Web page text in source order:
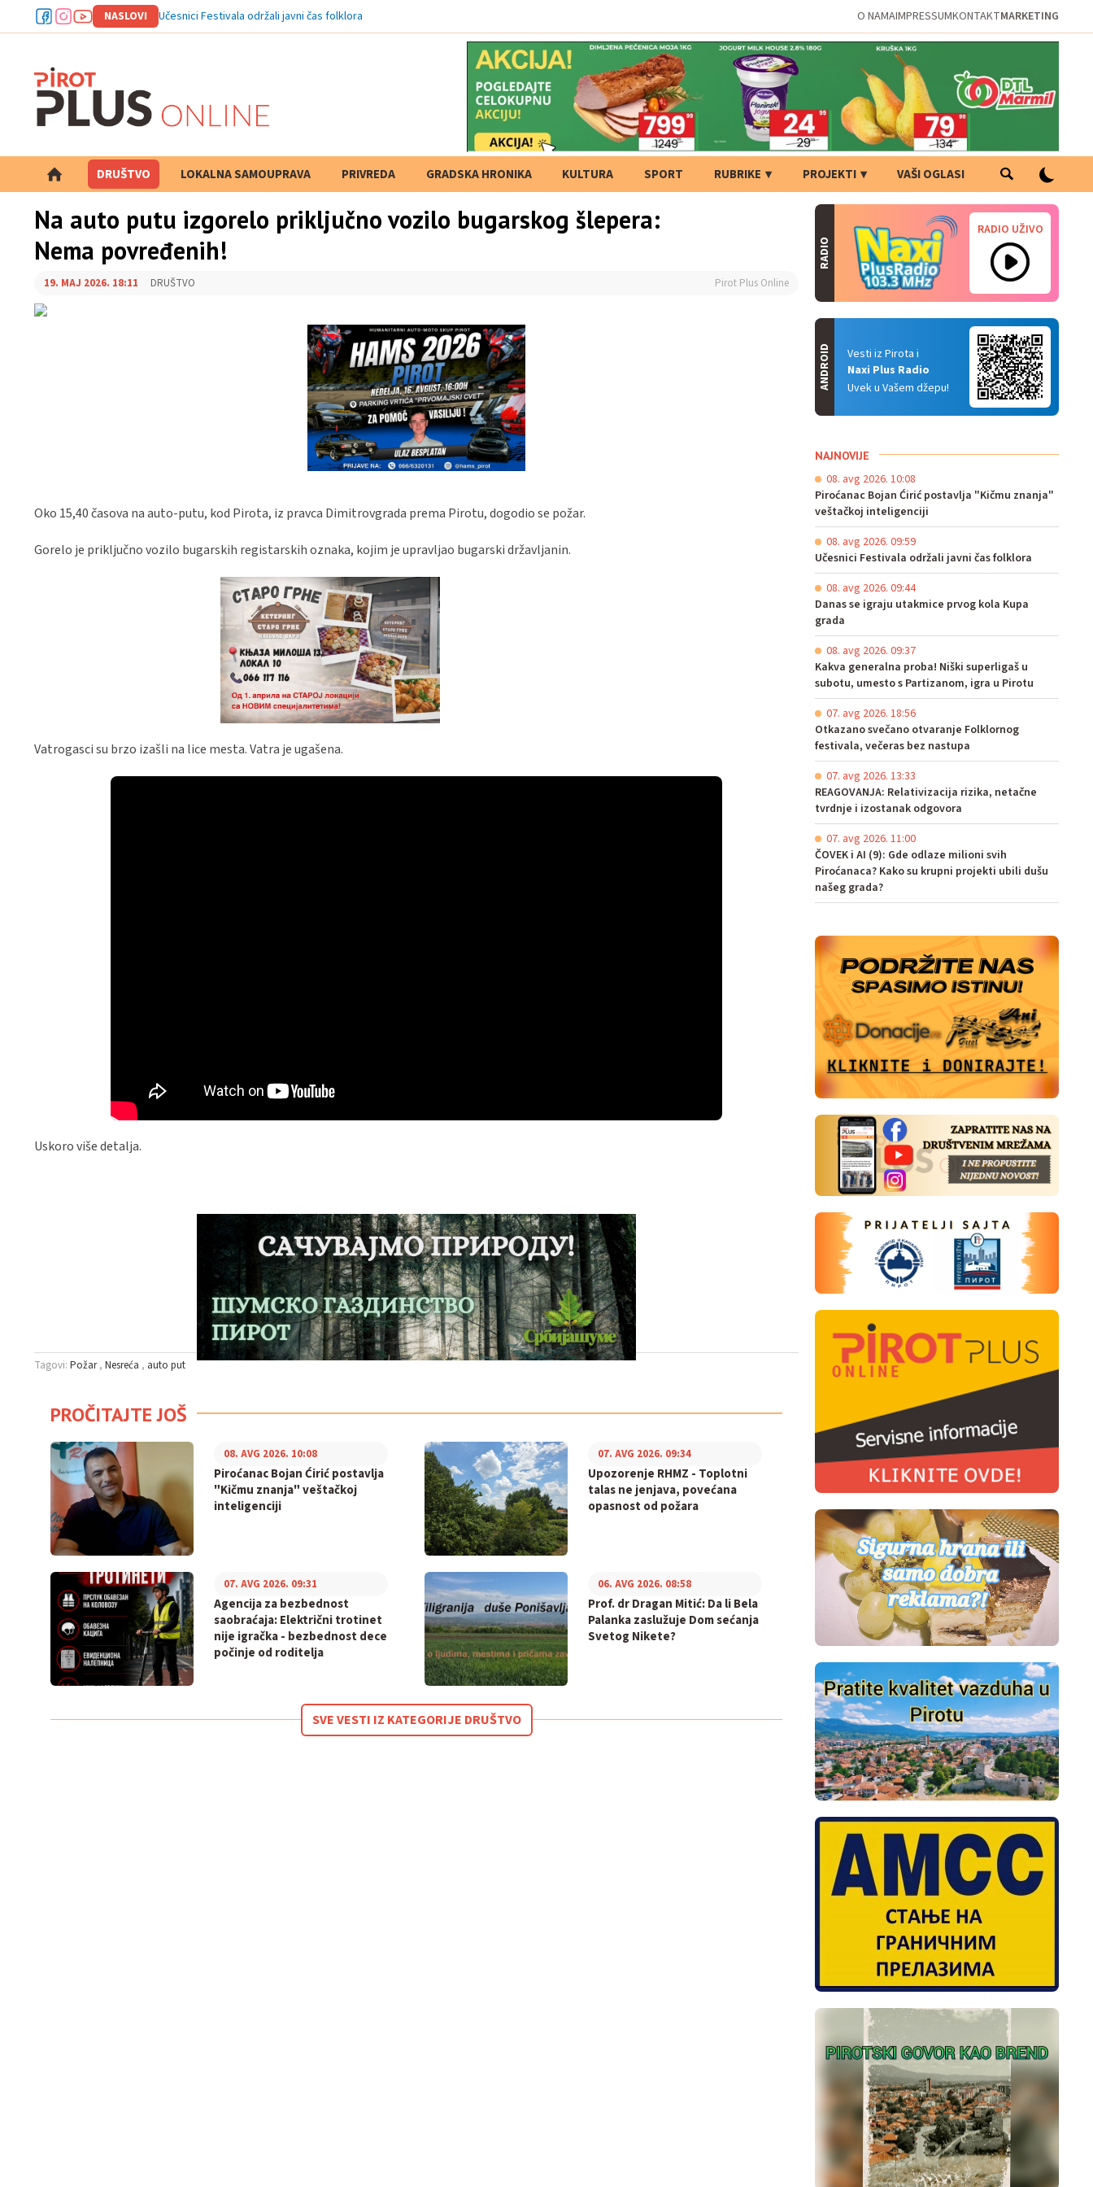
NASLOVI Učesnici Festivala održali javni čas folklora O NAMAIMPRESSUMKONTAKTMARKETING
DRUŠTVO LOKALNA SAMOUPRAVA PRIVREDA GRADSKA HRONIKA KULTURA SPORT RUBRIKE PROJEKTI VAŠI OGLASI
PRETRAGA
Na auto putu izgorelo priključno vozilo bugarskog šlepera:
Nema povređenih!
19. MAJ 2026. 18:11 DRUŠTVO Pirot Plus Online
Oko 15,40 časova na auto-putu, kod Pirota, iz pravca Dimitrovgrada prema Pirotu, dogodio se požar.
Gorelo je priključno vozilo bugarskih registarskih oznaka, kojim je upravljao bugarski državljanin.
Vatrogasci su brzo izašli na lice mesta. Vatra je ugašena.
Uskoro više detalja.
Tagovi: Požar Nesreća auto put
PROČITAJTE JOŠ
Piroćanac Bojan Ćirić postavlja
"Kičmu znanja" veštačkoj
inteligenciji
08. AVG 2026. 10:08
Upozorenje RHMZ - Toplotni
talas ne jenjava, povećana
opasnost od požara
07. AVG 2026. 09:34
Agencija za bezbednost
saobraćaja: Električni trotinet
nije igračka - bezbednost dece
počinje od roditelja
07. AVG 2026. 09:31
Prof. dr Dragan Mitić: Da li Bela
Palanka zaslužuje Dom sećanja
Svetog Nikete?
06. AVG 2026. 08:58
SVE VESTI IZ KATEGORIJE DRUŠTVO
RADIO
RADIO UŽIVO
Vesti iz Pirota i
Naxi Plus Radio
Uvek u Vašem džepu!
ANDROID
NAJNOVIJE
08. avg 2026. 10:08
Piroćanac Bojan Ćirić postavlja "Kičmu znanja"
veštačkoj inteligenciji
08. avg 2026. 09:59
Učesnici Festivala održali javni čas folklora
08. avg 2026. 09:44
Danas se igraju utakmice prvog kola Kupa
grada
08. avg 2026. 09:37
Kakva generalna proba! Niški superligaš u
subotu, umesto s Partizanom, igra u Pirotu
07. avg 2026. 18:56
Otkazano svečano otvaranje Folklornog
festivala, večeras bez nastupa
07. avg 2026. 13:33
REAGOVANJA: Relativizacija rizika, netačne
tvrdnje i izostanak odgovora
07. avg 2026. 11:00
ČOVEK i AI (9): Gde odlaze milioni svih
Piroćanaca? Kako su krupni projekti ubili dušu
našeg grada?